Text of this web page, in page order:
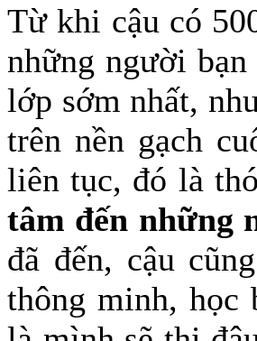
Từ khi cậu có
những người
lớp sớm nhất,
trên nền gạch
liên tục, đó là
tâm đến những
đã đến, cậu
thông minh, học